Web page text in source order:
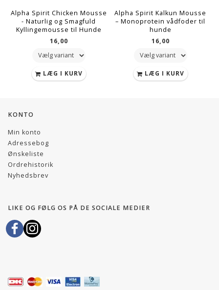
Alpha Spirit Chicken Mousse
- Naturlig og Smagfuld
Kyllingemousse til Hunde
16,00
LÆG I KURV
Alpha Spirit Kalkun Mousse
– Monoprotein vådfoder til
hunde
16,00
LÆG I KURV
KONTO
Min konto
Adressebog
Ønskeliste
Ordrehistorik
Nyhedsbrev
LIKE OG FØLG OS PÅ DE SOCIALE MEDIER